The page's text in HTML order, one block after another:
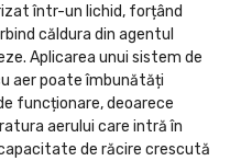
într-un lichid, forțând
căldura din agentul
Aplicarea unui sistem de
aer poate îmbunătăți
funcționare, deoarece
aerului care intră în
de răcire crescută